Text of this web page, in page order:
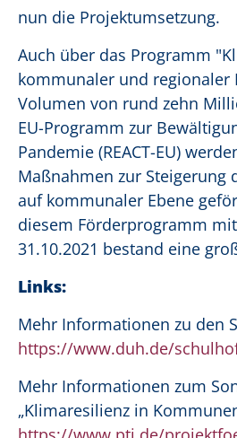
nun die Projektumsetzung.
Auch über das Programm
kommunaler und regionaler
Volumen von rund zehn
EU-Programm zur
Pandemie (REACT-EU)
Maßnahmen zur Steigerung
auf kommunaler Ebene
diesem Förderprogramm
31.10.2021 bestand eine
Links:
Mehr Informationen zu den
https://www.duh.de/
Mehr Informationen zum
„Klimaresilienz in